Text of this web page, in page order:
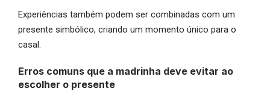
Experiências também podem ser combinadas com um
presente simbólico, criando um momento único para o
casal.
Erros comuns que a madrinha deve evitar ao
escolher o presente